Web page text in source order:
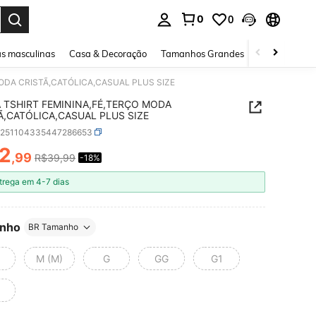
0 0
masculinas Casa & Decoração Tamanhos Grandes Joias e
CRISTÃ,CATÓLICA,CASUAL PLUS SIZE
TSHIRT FEMININA,FÉ,TERÇO MODA
PLUS SIZE
AND AVAILABILITY
,99 R$39,99 -18%
em 4-7 dias
BR Tamanho
M (M) G GG G1